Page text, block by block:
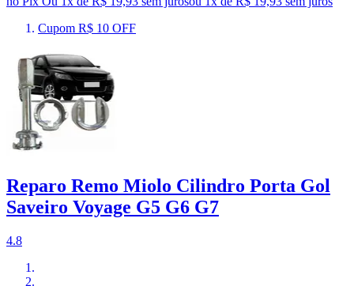
Cupom R$ 10 OFF
Reparo Remo Miolo Cilindro Porta Gol
Saveiro Voyage G5 G6 G7
4.8